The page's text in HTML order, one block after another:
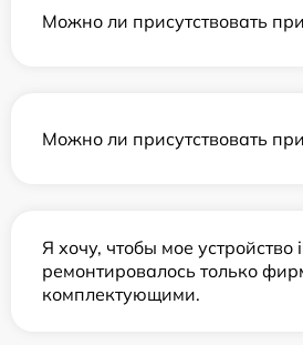
Можно ли присутствовать
Можно ли присутствовать
Я хочу, чтобы мое устройство
ремонтировалось только
комплектующими.